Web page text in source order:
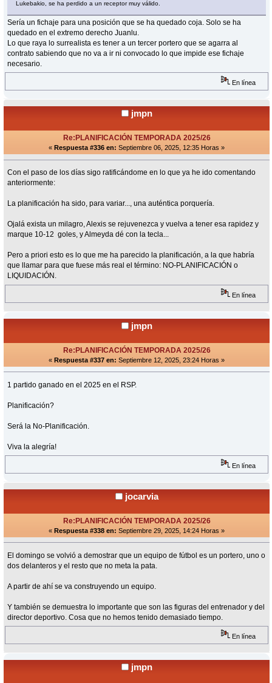
Lukebakio, se ha perdido a un receptor muy válido.
Sería un fichaje para una posición que se ha quedado coja. Solo se ha
quedado en el extremo derecho Juanlu.
Lo que raya lo surrealista es tener a un tercer portero que se agarra al
contrato sabiendo que no va a ir ni convocado lo que impide ese fichaje
necesario.
En línea
jmpn
Re:PLANIFICACIÓN TEMPORADA 2025/26
« Respuesta #336 en: Septiembre 06, 2025, 12:35 Horas »
Con el paso de los días sigo ratificándome en lo que ya he ido comentando
anteriormente:
La planificación ha sido, para variar..., una auténtica porquería.
Ojalá exista un milagro, Alexis se rejuvenezca y vuelva a tener esa rapidez y
marque 10-12 goles, y Almeyda dé con la tecla...
Pero a priori esto es lo que me ha parecido la planificación, a la que habría
que llamar para que fuese más real el término: NO-PLANIFICACIÓN o
LIQUIDACIÓN.
En línea
jmpn
Re:PLANIFICACIÓN TEMPORADA 2025/26
« Respuesta #337 en: Septiembre 12, 2025, 23:24 Horas »
1 partido ganado en el 2025 en el RSP.
Planificación?
Será la No-Planificación.
Viva la alegría!
En línea
jocarvia
Re:PLANIFICACIÓN TEMPORADA 2025/26
« Respuesta #338 en: Septiembre 29, 2025, 14:24 Horas »
El domingo se volvió a demostrar que un equipo de fútbol es un portero, uno o
dos delanteros y el resto que no meta la pata.
A partir de ahí se va construyendo un equipo.
Y también se demuestra lo importante que son las figuras del entrenador y del
director deportivo. Cosa que no hemos tenido demasiado tiempo.
En línea
jmpn